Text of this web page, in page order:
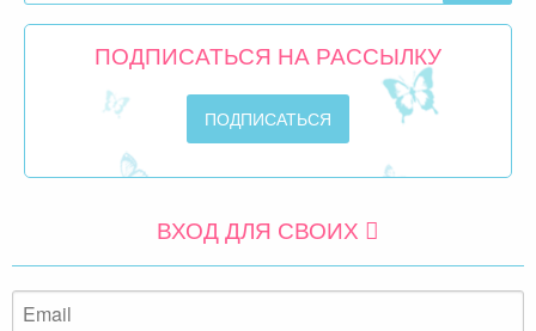
ПОДПИСАТЬСЯ НА РАССЫЛКУ
ВХОД ДЛЯ СВОИХ